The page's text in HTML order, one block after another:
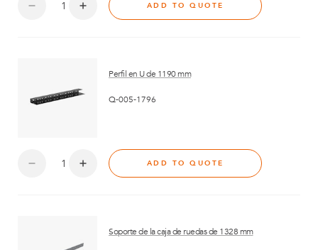
ADD TO QUOTE
Perfil en U de 1190 mm
Q-005-1796
ADD TO QUOTE
Soporte de la caja de ruedas de 1328 mm